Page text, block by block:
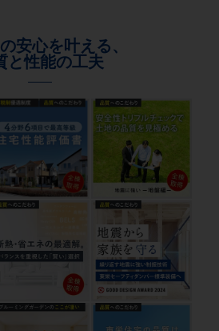
安心を叶える、
と性能の工夫